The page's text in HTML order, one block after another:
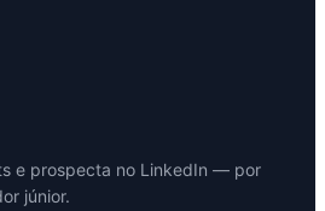
e prospecta no LinkedIn — por
júnior.